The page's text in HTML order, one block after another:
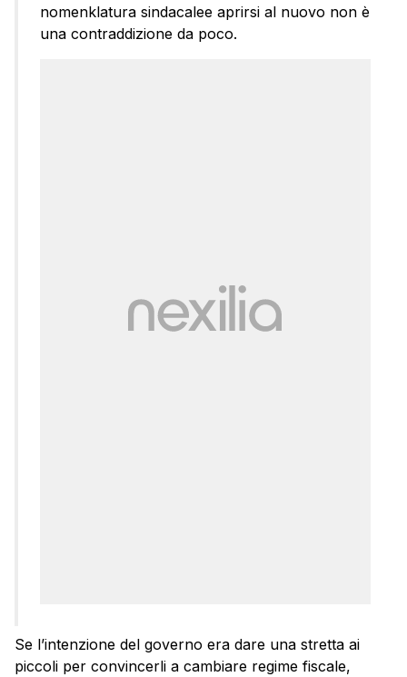
nomenklatura sindacalee aprirsi al nuovo non è
una contraddizione da poco.
Se l’intenzione del governo era dare una stretta ai
piccoli per convincerli a cambiare regime fiscale,